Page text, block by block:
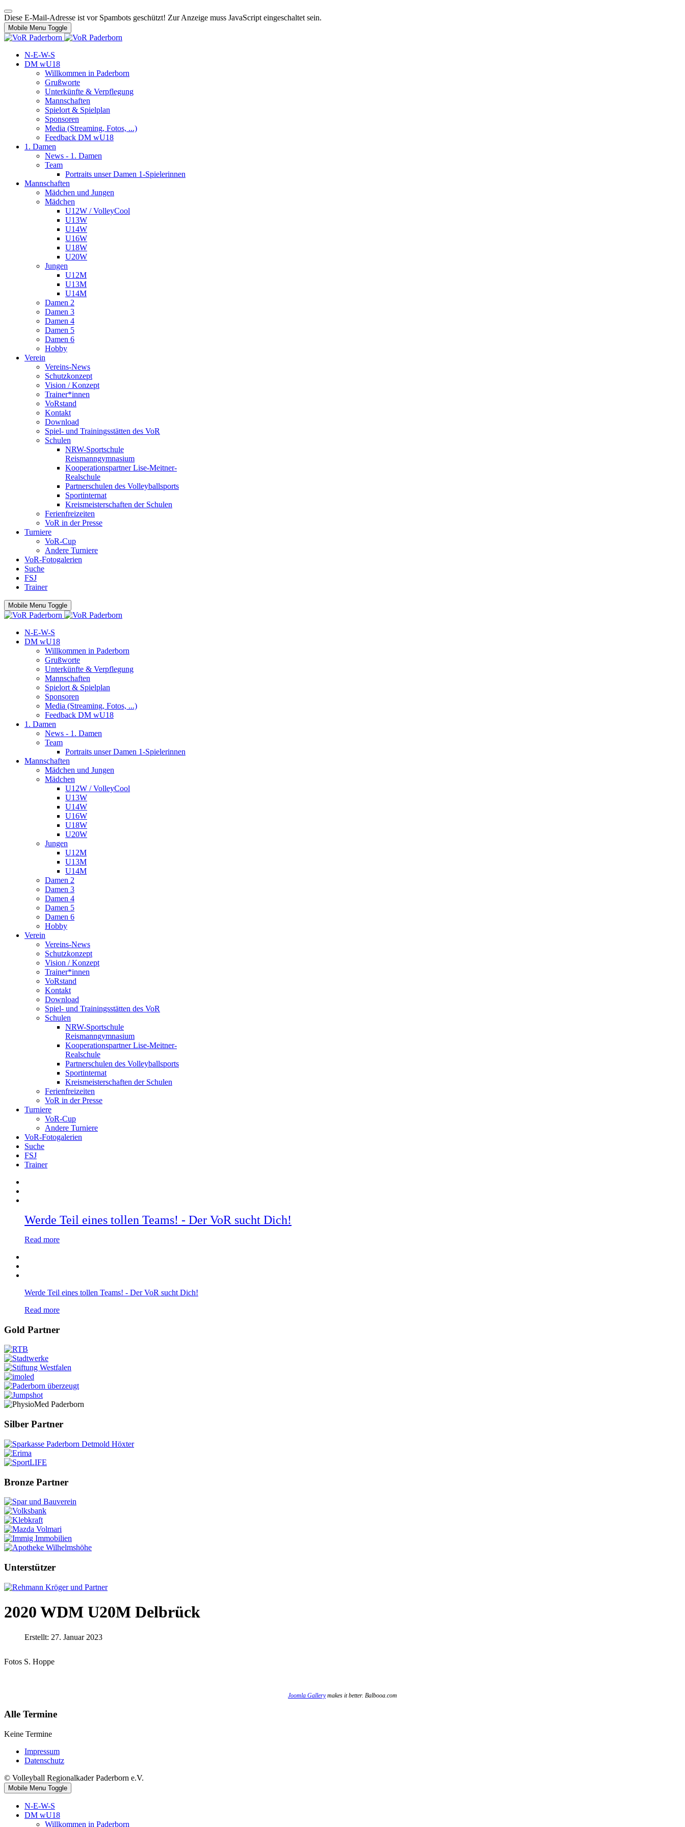
Diese E-Mail-Adresse ist vor Spambots geschützt! Zur Anzeige muss JavaScript eingeschaltet sein.
Mobile Menu Toggle
N-E-W-S
DM wU18
Willkommen in Paderborn
Grußworte
Unterkünfte & Verpflegung
Mannschaften
Spielort & Spielplan
Sponsoren
Media (Streaming, Fotos, ...)
Feedback DM wU18
1. Damen
News - 1. Damen
Team
Portraits unser Damen 1-Spielerinnen
Mannschaften
Mädchen und Jungen
Mädchen
U12W / VolleyCool
U13W
U14W
U16W
U18W
U20W
Jungen
U12M
U13M
U14M
Damen 2
Damen 3
Damen 4
Damen 5
Damen 6
Hobby
Verein
Vereins-News
Schutzkonzept
Vision / Konzept
Trainer*innen
VoRstand
Kontakt
Download
Spiel- und Trainingsstätten des VoR
Schulen
NRW-Sportschule
Reismanngymnasium
Kooperationspartner Lise-Meitner-
Realschule
Partnerschulen des Volleyballsports
Sportinternat
Kreismeisterschaften der Schulen
Ferienfreizeiten
VoR in der Presse
Turniere
VoR-Cup
Andere Turniere
VoR-Fotogalerien
Suche
FSJ
Trainer
Mobile Menu Toggle
N-E-W-S
DM wU18
Willkommen in Paderborn
Grußworte
Unterkünfte & Verpflegung
Mannschaften
Spielort & Spielplan
Sponsoren
Media (Streaming, Fotos, ...)
Feedback DM wU18
1. Damen
News - 1. Damen
Team
Portraits unser Damen 1-Spielerinnen
Mannschaften
Mädchen und Jungen
Mädchen
U12W / VolleyCool
U13W
U14W
U16W
U18W
U20W
Jungen
U12M
U13M
U14M
Damen 2
Damen 3
Damen 4
Damen 5
Damen 6
Hobby
Verein
Vereins-News
Schutzkonzept
Vision / Konzept
Trainer*innen
VoRstand
Kontakt
Download
Spiel- und Trainingsstätten des VoR
Schulen
NRW-Sportschule
Reismanngymnasium
Kooperationspartner Lise-Meitner-
Realschule
Partnerschulen des Volleyballsports
Sportinternat
Kreismeisterschaften der Schulen
Ferienfreizeiten
VoR in der Presse
Turniere
VoR-Cup
Andere Turniere
VoR-Fotogalerien
Suche
FSJ
Trainer
Werde Teil eines tollen Teams! - Der VoR sucht Dich!
Read more
Werde Teil eines tollen Teams! - Der VoR sucht Dich!
Read more
Gold Partner
Silber Partner
Bronze Partner
Unterstützer
2020 WDM U20M Delbrück
Erstellt: 27. Januar 2023
Fotos S. Hoppe
Joomla Gallerymakes it better. Balbooa.com
Alle Termine
Keine Termine
Impressum
Datenschutz
© Volleyball Regionalkader Paderborn e.V.
Mobile Menu Toggle
N-E-W-S
DM wU18
Willkommen in Paderborn